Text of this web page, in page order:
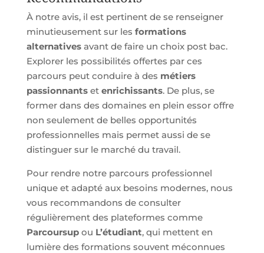
À notre avis, il est pertinent de se renseigner
minutieusement sur les formations
alternativesavant de faire un choix post bac.
Explorer les possibilités offertes par ces
parcours peut conduire à des métiers
passionnantset enrichissants. De plus, se
former dans des domaines en plein essor offre
non seulement de belles opportunités
professionnelles mais permet aussi de se
distinguer sur le marché du travail.
Pour rendre notre parcours professionnel
unique et adapté aux besoins modernes, nous
vous recommandons de consulter
régulièrement des plateformes comme
Parcoursupou L’étudiant, qui mettent en
lumière des formations souvent méconnues